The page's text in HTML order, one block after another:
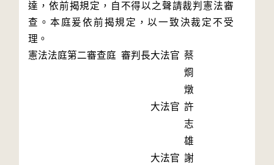
達，依前揭規定，自不得以之聲請裁判憲法審
查。本庭爰依前揭規定，以一致決裁定不受
憲法法庭第二審查庭 審判長大法官 蔡
烱
燉
大法官 許
志
雄
大法官 謝